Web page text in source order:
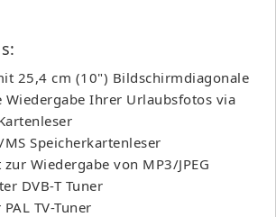
25,4 cm (10") Bildschirmdiagonale
Wiedergabe Ihrer Urlaubsfotos via
Speicherkartenleser
zur Wiedergabe von MP3/JPEG
DVB-T Tuner
TV-Tuner